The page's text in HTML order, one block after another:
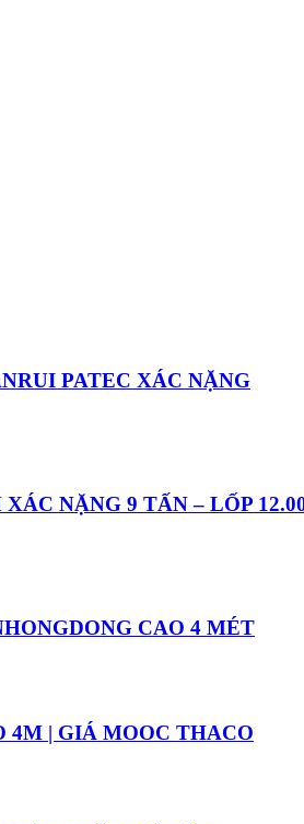
PATEC XÁC NẶNG
NẶNG 9 TẤN – LỐP
CAO 4 MÉT
4M | GIÁ MOOC THACO